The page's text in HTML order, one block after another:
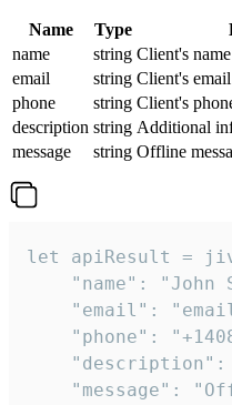
Name Type
name
string Client's name
email
string Client's email
phone
string Client's
description string Additional
message
string Offline
let apiResult =
"name": "John
"email":
"phone":
"message":